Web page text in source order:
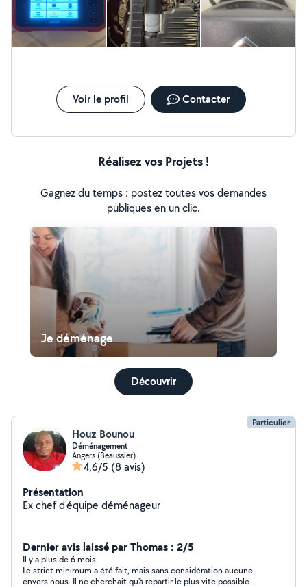
Voir le profil Contacter
Réalisez vos Projets !
Gagnez du temps : postez toutes vos demandes
publiques en un clic.
Je déménage
Découvrir
Particulier
Houz Bounou
Déménagement
Angers (Beaussier)
4,6/5 (8 avis)
Présentation
Ex chef d'équipe déménageur
Dernier avis laissé par Thomas : 2/5
Il y a plus de 6 mois
Le strict minimum a été fait, mais sans considération aucune
envers nous. Il ne cherchait qu'à repartir le plus vite possible.